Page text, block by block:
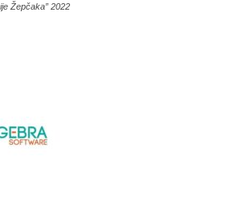
Žepčaka” 2022